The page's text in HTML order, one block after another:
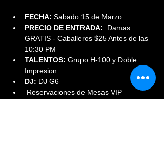
FECHA: Sabado 15 de Marzo
PRECIO DE ENTRADA: Damas
GRATIS - Caballeros $25 Antes de las
10:30 PM
TALENTOS: Grupo H-100 y Doble
Impresion
DJ: DJ G6
Reservaciones de Mesas VIP